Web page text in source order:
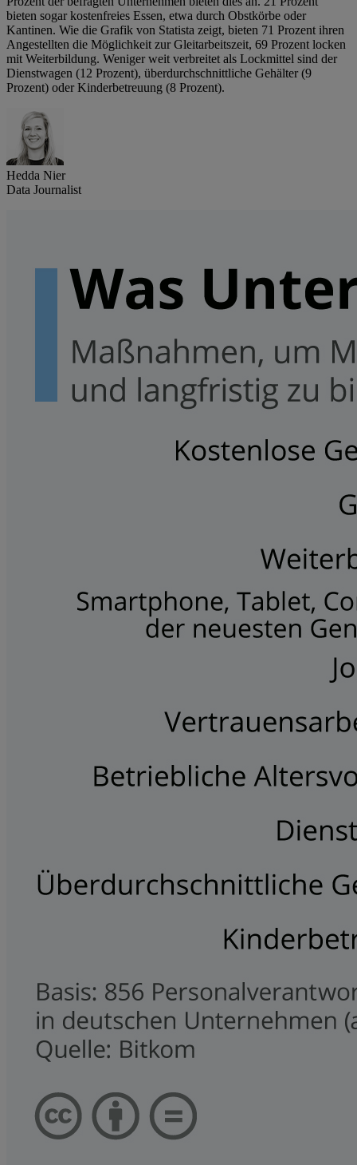
bieten sogar kostenfreies Essen, etwa durch Obstkörbe oder
Kantinen. Wie die Grafik von Statista zeigt, bieten 71 Prozent ihren
Angestellten die Möglichkeit zur Gleitarbeitszeit, 69 Prozent locken
mit Weiterbildung. Weniger weit verbreitet als Lockmittel sind der
Dienstwagen (12 Prozent), überdurchschnittliche Gehälter (9
Prozent) oder Kinderbetreuung (8 Prozent).
Hedda Nier
Data Journalist